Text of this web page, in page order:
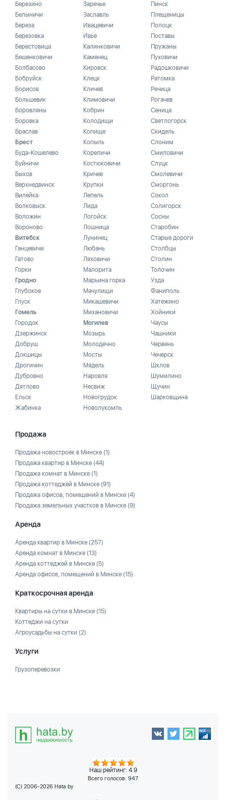
Березино
Белыничи
Береза
Березовка
Берестовица
Бешенковичи
Болбасово
Бобруйск
Борисов
Большевик
Боровляны
Боровка
Браслав
Брест
Буда-Кошелево
Буйничи
Быхов
Верхнедвинск
Вилейка
Волковыск
Воложин
Вороново
Витебск
Ганцевичи
Гатово
Горки
Гродно
Глубокое
Глуск
Гомель
Городок
Дзержинск
Добруш
Докшицы
Дрогичин
Дубровно
Дятлово
Ельск
Жабинка
Заречье
Заславль
Ивацевичи
Ивье
Калинковичи
Каменец
Кировск
Клецк
Кличев
Климовичи
Кобрин
Колодищи
Копище
Копыль
Кореличи
Костюковичи
Кричев
Крупки
Лепель
Лида
Логойск
Лошница
Лунинец
Любань
Ляховичи
Малорита
Марьина горка
Мачулищи
Микашевичи
Михановичи
Могилев
Мозырь
Молодечно
Мосты
Мядель
Наровля
Несвиж
Новогрудок
Новолукомль
Пинск
Плещеницы
Полоцк
Поставы
Пружаны
Пуховичи
Радошковичи
Ратомка
Речица
Рогачев
Сеница
Светлогорск
Скидель
Слоним
Смиловичи
Слуцк
Смолевичи
Сморгонь
Сокол
Солигорск
Сосны
Старобин
Старые дороги
Столбцы
Столин
Толочин
Узда
Фаниполь
Хатежино
Хойники
Чаусы
Чашники
Червень
Чечерск
Шклов
Шумилино
Щучин
Шарковщина
Продажа
Продажа новостроек в Минске (1)
Продажа квартир в Минске (44)
Продажа комнат в Минске (1)
Продажа коттеджей в Минске (91)
Продажа офисов, помещений в Минске (4)
Продажа земельных участков в Минске (9)
Аренда
Аренда квартир в Минске (257)
Аренда комнат в Минске (13)
Аренда коттеджей в Минске (5)
Аренда офисов, помещений в Минске (15)
Краткосрочная аренда
Квартиры на сутки в Минске (15)
Коттеджи на сутки
Агроусадьбы на сутки (2)
Услуги
Грузоперевозки
Наш рейтинг: 4.9
Всего голосов: 947
(C) 2006-2026 Hata.by